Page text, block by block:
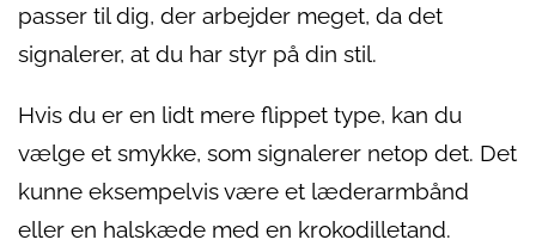
passer til dig, der arbejder meget, da det
signalerer, at du har styr på din stil.
Hvis du er en lidt mere flippet type, kan du
vælge et smykke, som signalerer netop det. Det
kunne eksempelvis være et læderarmbånd
eller en halskæde med en krokodilletand.